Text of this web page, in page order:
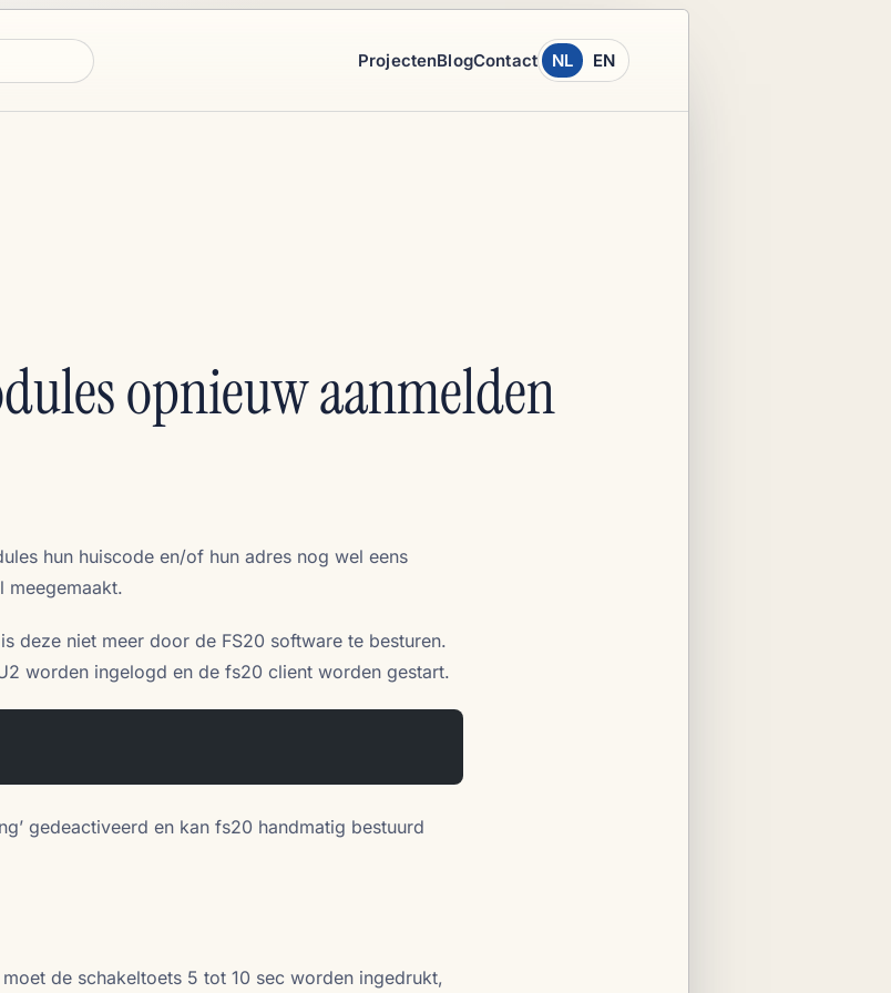
ProjectenBlogContact NL EN
opnieuw aanmelden
hun huiscode en/of hun adres nog wel eens
meegemaakt.
deze niet meer door de FS20 software te besturen.
worden ingelogd en de fs20 client worden gestart.
gedeactiveerd en kan fs20 handmatig bestuurd
de schakeltoets 5 tot 10 sec worden ingedrukt,